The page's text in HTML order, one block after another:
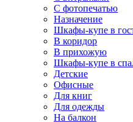
С фотопечатью
Назначение
Шкафы-купе в
В коридор
В прихожую
Шкафы-купе в
Детские
Офисные
Для книг
Для одежды
На балкон